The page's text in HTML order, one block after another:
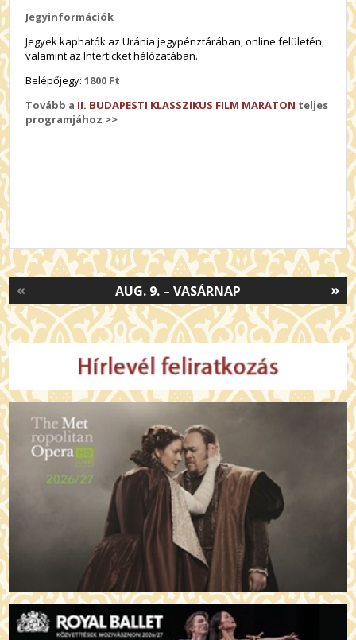
Jegyinformációk
Jegyek kaphatók az Uránia jegypénztárában, online felületén,
valamint az Interticket hálózatában.
Belépőjegy:1800 Ft
Tovább a II. BUDAPESTI KLASSZIKUS FILM MARATON teljes
programjához >>
»
AUG. 9. – VASÁRNAP
«